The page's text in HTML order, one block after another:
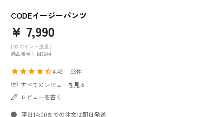
CODEイージーパンツ
¥ 7,990
[ 80 ポイント進呈 ]
商品番号
bl3244
4.43
53
すべてのレビューを見る
レビューを書く
平日14:00までの注文は即日発送